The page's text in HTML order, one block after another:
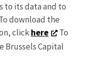
to its data and to
download the
clickhere
To
Brussels Capital